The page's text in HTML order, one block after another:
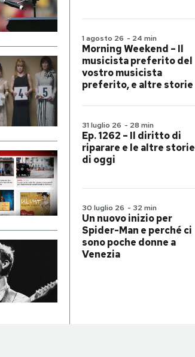
1 agosto 26 - 24 min
Morning Weekend – Il
musicista preferito del
vostro musicista
preferito, e altre storie
31 luglio 26 - 28 min
Ep. 1262 – Il diritto di
riparare e le altre storie
di oggi
30 luglio 26 - 32 min
Un nuovo inizio per
Spider-Man e perché ci
sono poche donne a
Venezia